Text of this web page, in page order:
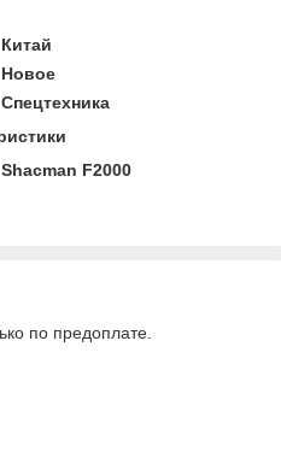
Китай
Новое
Спецтехника
Shacman F2000
по предоплате.